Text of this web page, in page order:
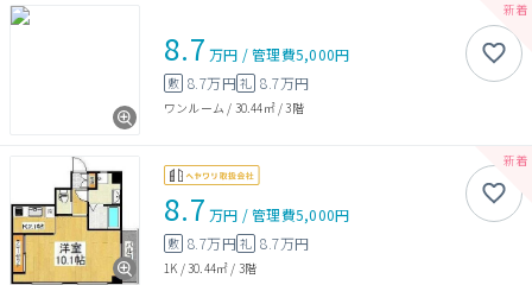
8.7 万円 /管理費5,000円
敷 8.7万円礼 8.7万円
ワンルーム / 30.44㎡/3階
8.7 万円 /管理費5,000円
敷 8.7万円礼 8.7万円
1K /30.44㎡ / 3階